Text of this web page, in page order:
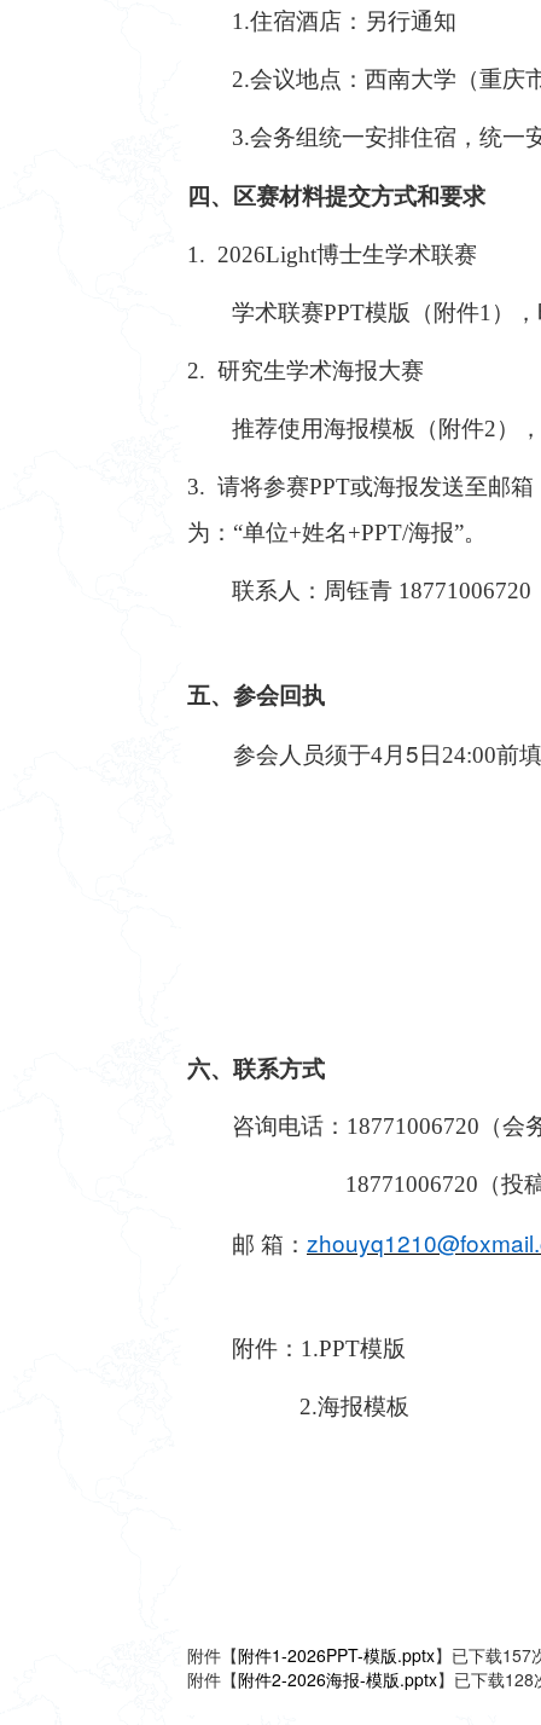
1.住宿酒店：另行通知
2.会议地点：西南大学（重庆
3.会务组统一安排住宿，统一
四、 区赛材料提交方式和要求
1. 2026Light博士生学术联赛
学术联赛PPT模版（附件1）
2. 研究生学术海报大赛
推荐使用海报模板（附件2）
3. 请将参赛PPT或海报发送至邮箱
为：“单位+姓名+PPT/海报”。
联系人：周钰青 18771006720
五、参会回执
参会人员须于4月5日24:00前
六、联系方式
咨询电话：18771006720（
18771006720（投
邮 箱：
附件：1.PPT模版
2.海报模板
附件【附件1-2026PPT-模版.pptx】已下载157
附件【附件2-2026海报-模版.pptx】已下载128